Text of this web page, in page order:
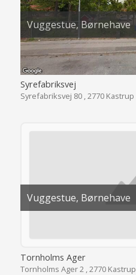
Vuggestue, Børnehave
Syrefabriksvej
Syrefabriksvej 80 , 2770 Kastrup
Vuggestue, Børnehave
Tornholms Ager
Tornholms Ager 2 , 2770 Kastrup